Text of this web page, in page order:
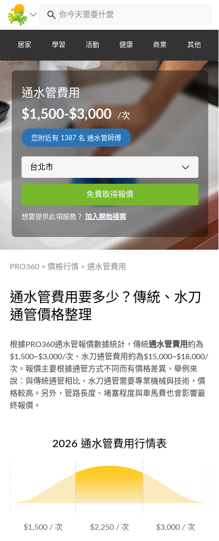
居家 學習 活動 健康 商業 其他
通水管費用
$1,500-$3,000 /次
您附近有 1387 名 通水管師傅
免費取得報價
想要提供此項服務？加入開始接案
PRO360 > 價格行情 > 通水管費用
通水管費用要多少？傳統、水刀
通管價格整理
根據PRO360通水管報價數據統計，傳統通水管費用約為
$1,500~$3,000/次、水刀通管費用約為$15,000~$18,000/
次。報價主要根據通管方式不同而有價格差異，舉例來
說：與傳統通管相比，水刀通管需要專業機械與技術，價
格較高。另外，管路長度、堵塞程度與車馬費也會影響最
終報價。
2026 通水管費用行情表
$1,500 / 次 $2,250 / 次 $3,000 / 次